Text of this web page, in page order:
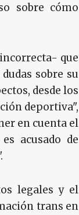
sobre cómo
que
sobre su
desde los
deportiva",
en cuenta el
acusado de
legales y el
trans en